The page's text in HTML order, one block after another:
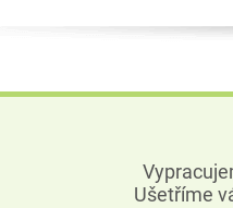
Ušetříme